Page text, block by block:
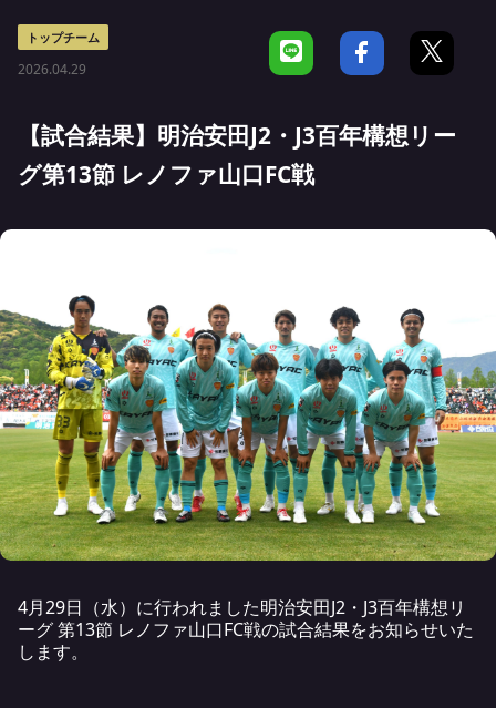
トップチーム
2026.04.29
【試合結果】明治安田J2・J3百年構想リー
グ第13節 レノファ山口FC戦
4月29日（水）に行われました明治安田J2・J3百年構想リ
ーグ 第13節 レノファ山口FC戦の試合結果をお知らせいた
します。